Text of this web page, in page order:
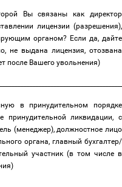
Вы связаны как директор
лицензии (разрешения),
органом? Если да, дайте
не выдана лицензия, отозвана
после Вашего увольнения)
в принудительном порядке
ликвидации, с
(менеджер), должностное лицо
органа, главный бухгалтер/
участник (в том числе в